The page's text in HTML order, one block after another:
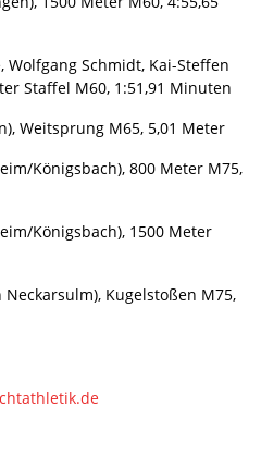
Wolfgang Schmidt, Kai-Steffen
Staffel M60, 1:51,91 Minuten
Weitsprung M65, 5,01 Meter
Königsbach), 800 Meter M75,
Königsbach), 1500 Meter
Kugelstoßen M75,